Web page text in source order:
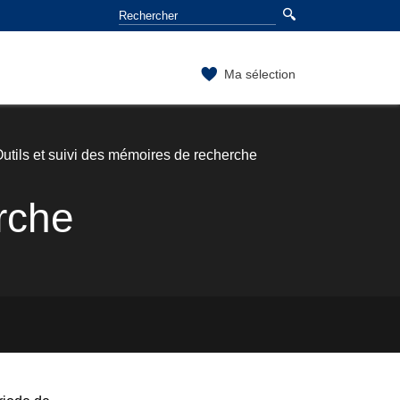
Ma sélection
et suivi des mémoires de recherche